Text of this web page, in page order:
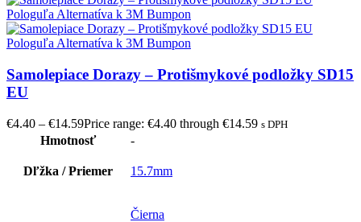
Samolepiace Dorazy – Protišmykové podložky SD15
EU
€4.40 – €14.59Price range: €4.40 through €14.59 s DPH
Hmotnosť -
Dľžka / Priemer 15.7mm
Čierna